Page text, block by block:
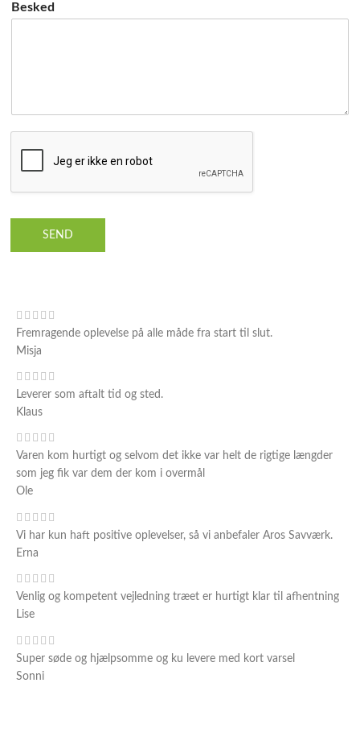
Besked
SEND
Fremragende oplevelse på alle måde fra start til slut.
Misja
Leverer som aftalt tid og sted.
Klaus
Varen kom hurtigt og selvom det ikke var helt de rigtige længder
som jeg fik var dem der kom i overmål
Ole
Vi har kun haft positive oplevelser, så vi anbefaler Aros Savværk.
Erna
Venlig og kompetent vejledning træet er hurtigt klar til afhentning
Lise
Super søde og hjælpsomme og ku levere med kort varsel
Sonni